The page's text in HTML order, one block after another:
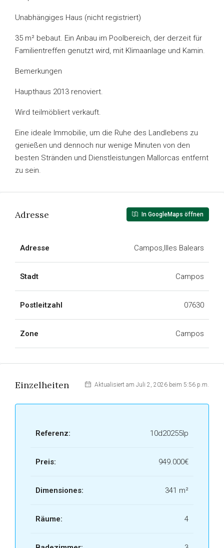
Unabhängiges Haus (nicht registriert)
35 m² bebaut. Ein Anbau im Poolbereich, der derzeit für
Familientreffen genutzt wird, mit Klimaanlage und Kamin.
Bemerkungen
Haupthaus 2013 renoviert.
Wird teilmöbliert verkauft.
Eine ideale Immobilie, um die Ruhe des Landlebens zu
genießen und dennoch nur wenige Minuten von den
besten Stränden und Dienstleistungen Mallorcas entfernt
zu sein.
Adresse In GoogleMaps öffnen
Adresse Campos,Illes Balears
Stadt Campos
Postleitzahl 07630
Zone Campos
Einzelheiten Aktualisiert am Juli 2, 2026 beim 5:56 p.m.
Referenz: 10d20255lp
Preis: 949.000€
Dimensiones: 341 m²
Räume: 4